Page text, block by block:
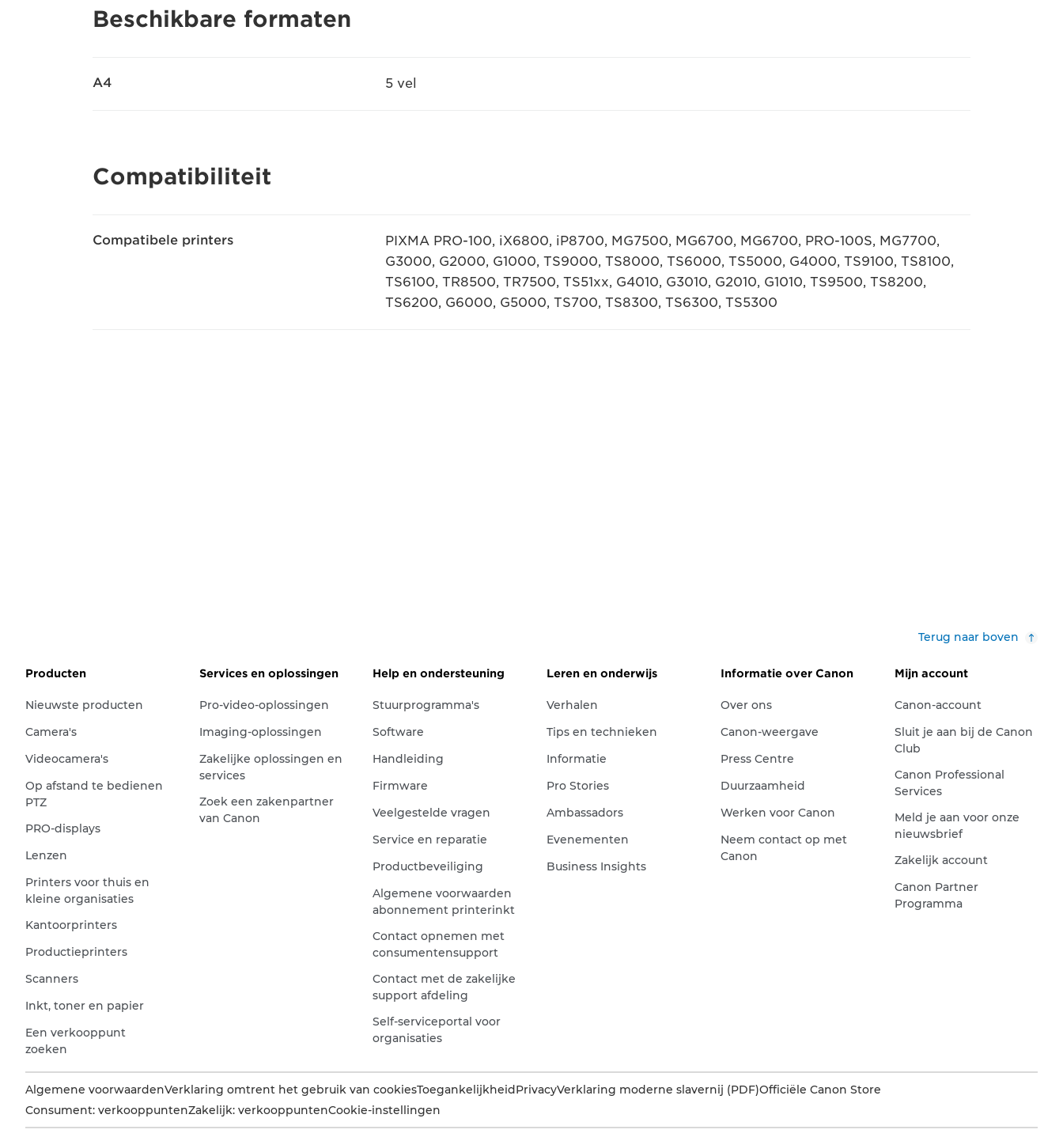
Beschikbare formaten
A4 5 vel
Compatibiliteit
Compatibele printers
PIXMA PRO-100, iX6800, iP8700, MG7500, MG6700, MG6700, PRO-100S, MG7700,
G3000, G2000, G1000, TS9000, TS8000, TS6000, TS5000, G4000, TS9100, TS8100,
TS6100, TR8500, TR7500, TS51xx, G4010, G3010, G2010, G1010, TS9500, TS8200,
TS6200, G6000, G5000, TS700, TS8300, TS6300, TS5300
Terug naar boven
Producten
Nieuwste producten
Camera's
Videocamera's
Op afstand te bedienen
PTZ
PRO-displays
Lenzen
Printers voor thuis en
kleine organisaties
Kantoorprinters
Productieprinters
Scanners
Inkt, toner en papier
Een verkooppunt
zoeken
Services en oplossingen
Pro-video-oplossingen
Imaging-oplossingen
Zakelijke oplossingen en
services
Zoek een zakenpartner
van Canon
Help en ondersteuning
Stuurprogramma's
Software
Handleiding
Firmware
Veelgestelde vragen
Service en reparatie
Productbeveiliging
Algemene voorwaarden
abonnement printerinkt
Contact opnemen met
consumentensupport
Contact met de zakelijke
support afdeling
Self-serviceportal voor
organisaties
Leren en onderwijs
Verhalen
Tips en technieken
Informatie
Pro Stories
Ambassadors
Evenementen
Business Insights
Informatie over Canon
Over ons
Canon-weergave
Press Centre
Duurzaamheid
Werken voor Canon
Neem contact op met
Canon
Mijn account
Canon-account
Sluit je aan bij de Canon
Club
Canon Professional
Services
Meld je aan voor onze
nieuwsbrief
Zakelijk account
Canon Partner
Programma
Algemene voorwaardenVerklaring omtrent het gebruik van cookiesToegankelijkheidPrivacyVerklaring moderne slavernij (PDF)Officiële Canon Store
Consument: verkooppuntenZakelijk: verkooppuntenCookie-instellingen